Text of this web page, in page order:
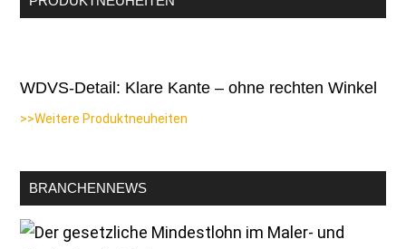
WDVS-Detail: Klare Kante – ohne rechten Winkel
>>Weitere Produktneuheiten
BRANCHENNEWS